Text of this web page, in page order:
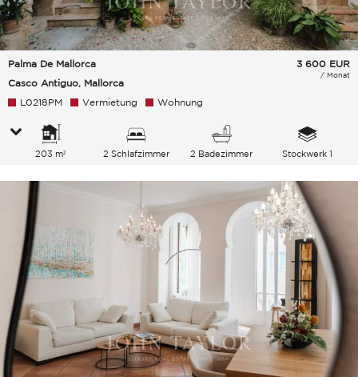
Palma De Mallorca
Casco Antiguo, Mallorca
3 600 EUR
/ Monat
L0218PM Vermietung Wohnung
203 m² 2 Schlafzimmer 2 Badezimmer Stockwerk 1